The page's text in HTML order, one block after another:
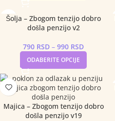
Šolja – Zbogom tenzijo dobro
došla penzijo v2
790 RSD – 990 RSD
ODABERITE OPCIJE
Majica – Zbogom tenzijo dobro
došla penzijo v19